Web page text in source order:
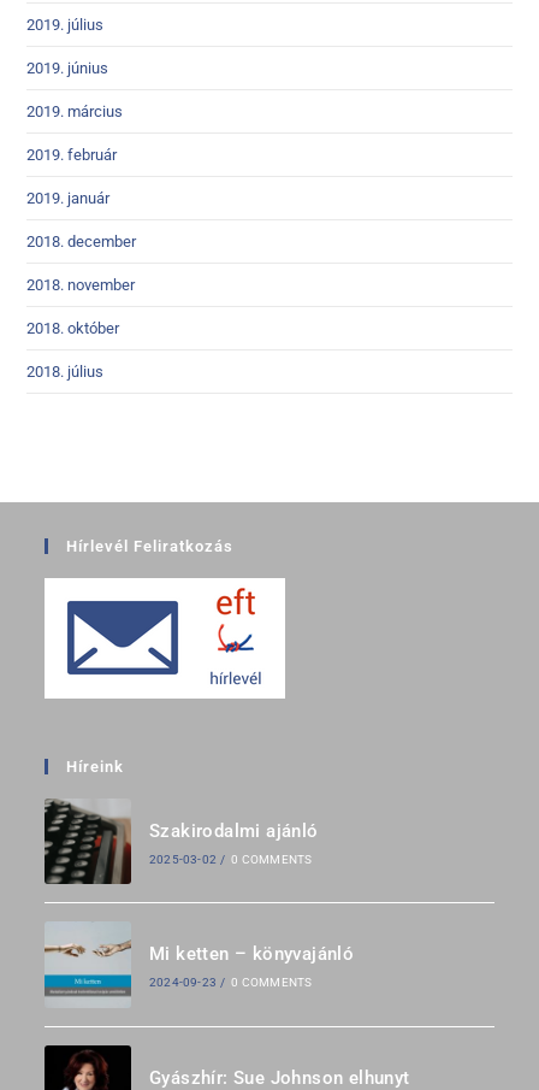
2019. július
2019. június
2019. március
2019. február
2019. január
2018. december
2018. november
2018. október
2018. július
Hírlevél Feliratkozás
Híreink
Szakirodalmi ajánló
2025-03-02 / 0 COMMENTS
Mi ketten – könyvajánló
2024-09-23 / 0 COMMENTS
Gyászhír: Sue Johnson elhunyt